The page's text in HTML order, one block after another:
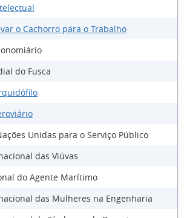
o Cachorro para o Trabalho
do Fusca
Unidas para o Serviço Público
das Viúvas
do Agente Marítimo
das Mulheres na Engenharia